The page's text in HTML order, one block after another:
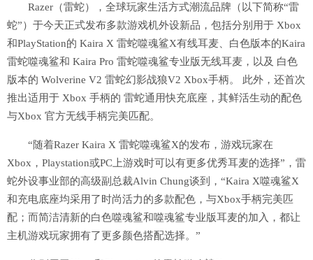
Razer（雷蛇），全球玩家生活方式潮流品牌（以下简称“雷
蛇”）于今天正式发布多款游戏机外设新品，包括分别用于 Xbox
和PlayStation的 Kaira X 雷蛇噬魂鲨X有线耳麦、白色版本的Kaira
雷蛇噬魂鲨和 Kaira Pro 雷蛇噬魂鲨专业版无线耳麦，以及 白色
版本的 Wolverine V2 雷蛇幻影战狼V2 Xbox手柄。 此外，还首次
推出适用于 Xbox 手柄的 雷蛇通用快充底座，其鲜活生动的配色
与Xbox 官方无线手柄完美匹配。
“随着Razer Kaira X 雷蛇噬魂鲨X的发布，游戏玩家在
Xbox，Playstation或PC上游戏时可以有更多优秀耳麦的选择”，雷
蛇外设事业部的高级副总裁Alvin Chung谈到，“Kaira X噬魂鲨X
和充电底座均采用了时尚活力的多款配色，与Xbox手柄完美匹
配；而简洁清新的白色噬魂鲨和噬魂鲨专业版耳麦的加入，都让
主机游戏玩家拥有了更多颜色搭配选择。”